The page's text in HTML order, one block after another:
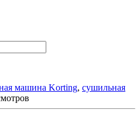
машина Korting, сушильная